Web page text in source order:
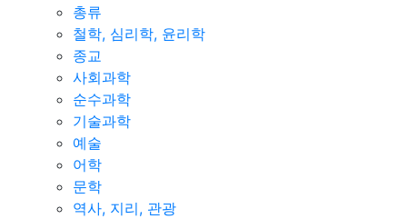
총류
철학, 심리학, 윤리학
종교
사회과학
순수과학
기술과학
예술
어학
문학
역사, 지리, 관광